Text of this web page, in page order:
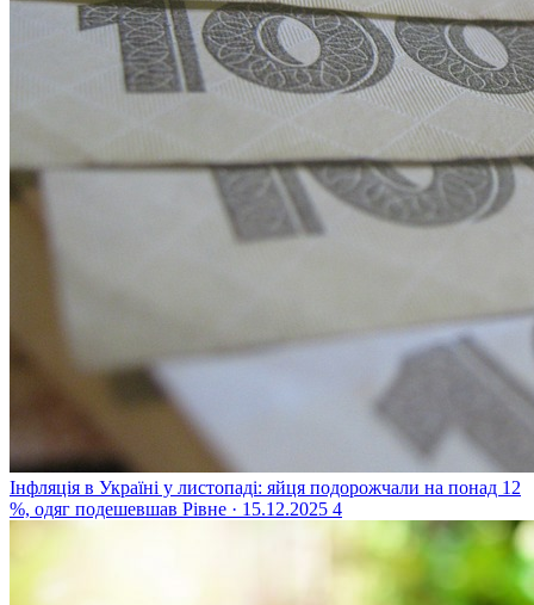
Інфляція в Україні у листопаді: яйця подорожчали на понад 12
%, одяг подешевшав Рівне · 15.12.2025 4